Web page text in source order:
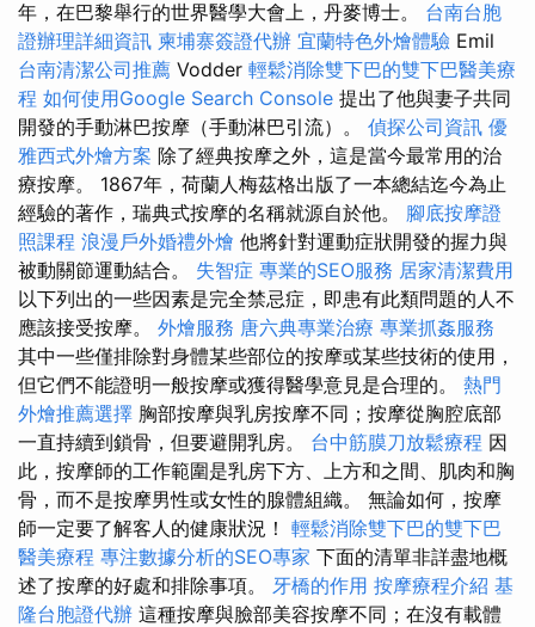
年，在巴黎舉行的世界醫學大會上，丹麥博士。 台南台胞
證辦理詳細資訊 柬埔寨簽證代辦 宜蘭特色外燴體驗 Emil
台南清潔公司推薦 Vodder 輕鬆消除雙下巴的雙下巴醫美療
程 如何使用Google Search Console 提出了他與妻子共同
開發的手動淋巴按摩（手動淋巴引流）。 偵探公司資訊 優
雅西式外燴方案 除了經典按摩之外，這是當今最常用的治
療按摩。 1867年，荷蘭人梅茲格出版了一本總結迄今為止
經驗的著作，瑞典式按摩的名稱就源自於他。 腳底按摩證
照課程 浪漫戶外婚禮外燴 他將針對運動症狀開發的握力與
被動關節運動結合。 失智症 專業的SEO服務 居家清潔費用
以下列出的一些因素是完全禁忌症，即患有此類問題的人不
應該接受按摩。 外燴服務 唐六典專業治療 專業抓姦服務
其中一些僅排除對身體某些部位的按摩或某些技術的使用，
但它們不能證明一般按摩或獲得醫學意見是合理的。 熱門
外燴推薦選擇 胸部按摩與乳房按摩不同；按摩從胸腔底部
一直持續到鎖骨，但要避開乳房。 台中筋膜刀放鬆療程 因
此，按摩師的工作範圍是乳房下方、上方和之間、肌肉和胸
骨，而不是按摩男性或女性的腺體組織。 無論如何，按摩
師一定要了解客人的健康狀況！ 輕鬆消除雙下巴的雙下巴
醫美療程 專注數據分析的SEO專家 下面的清單非詳盡地概
述了按摩的好處和排除事項。 牙橋的作用 按摩療程介紹 基
隆台胞證代辦 這種按摩與臉部美容按摩不同；在沒有載體